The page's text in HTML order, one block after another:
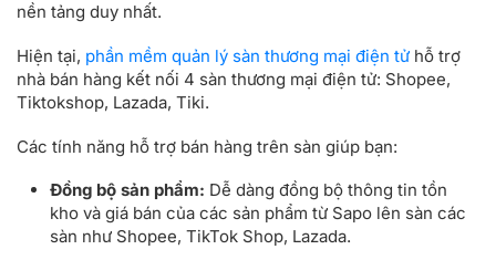
nền tảng duy nhất.
Hiện tại, phần mềm quản lý sàn thương mại điện tử hỗ trợ
nhà bán hàng kết nối 4 sàn thương mại điện tử: Shopee,
Tiktokshop, Lazada, Tiki.
Các tính năng hỗ trợ bán hàng trên sàn giúp bạn:
Đồng bộ sản phẩm: Dễ dàng đồng bộ thông tin tồn
kho và giá bán của các sản phẩm từ Sapo lên sàn các
sàn như Shopee, TikTok Shop, Lazada.